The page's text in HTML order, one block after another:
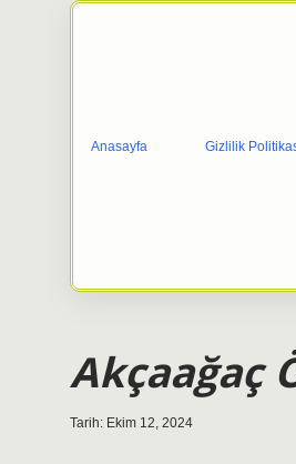
Anasayfa Gizlilik
Akçaağaç
Tarih: Ekim 12, 2024